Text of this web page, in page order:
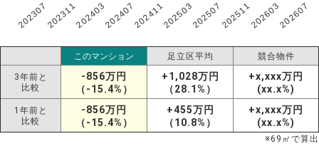
202307202311202403202407202411202503202507202511202603202607
このマンション 足立区平均 競合物件
3年前と
比較
-856万円
（-15.4%）
+1,028万円
（28.1%）
+x,xxx万円
(xx.x%)
1年前と
比較
-856万円
（-15.4%）
+455万円
（10.8%）
+x,xxx万円
(xx.x%)
※69 ㎡で算出